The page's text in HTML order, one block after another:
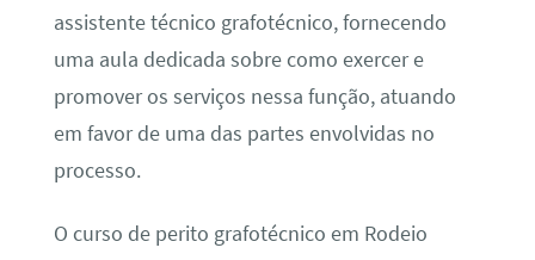
assistente técnico grafotécnico, fornecendo
uma aula dedicada sobre como exercer e
promover os serviços nessa função, atuando
em favor de uma das partes envolvidas no
processo.
O curso de perito grafotécnico em Rodeio